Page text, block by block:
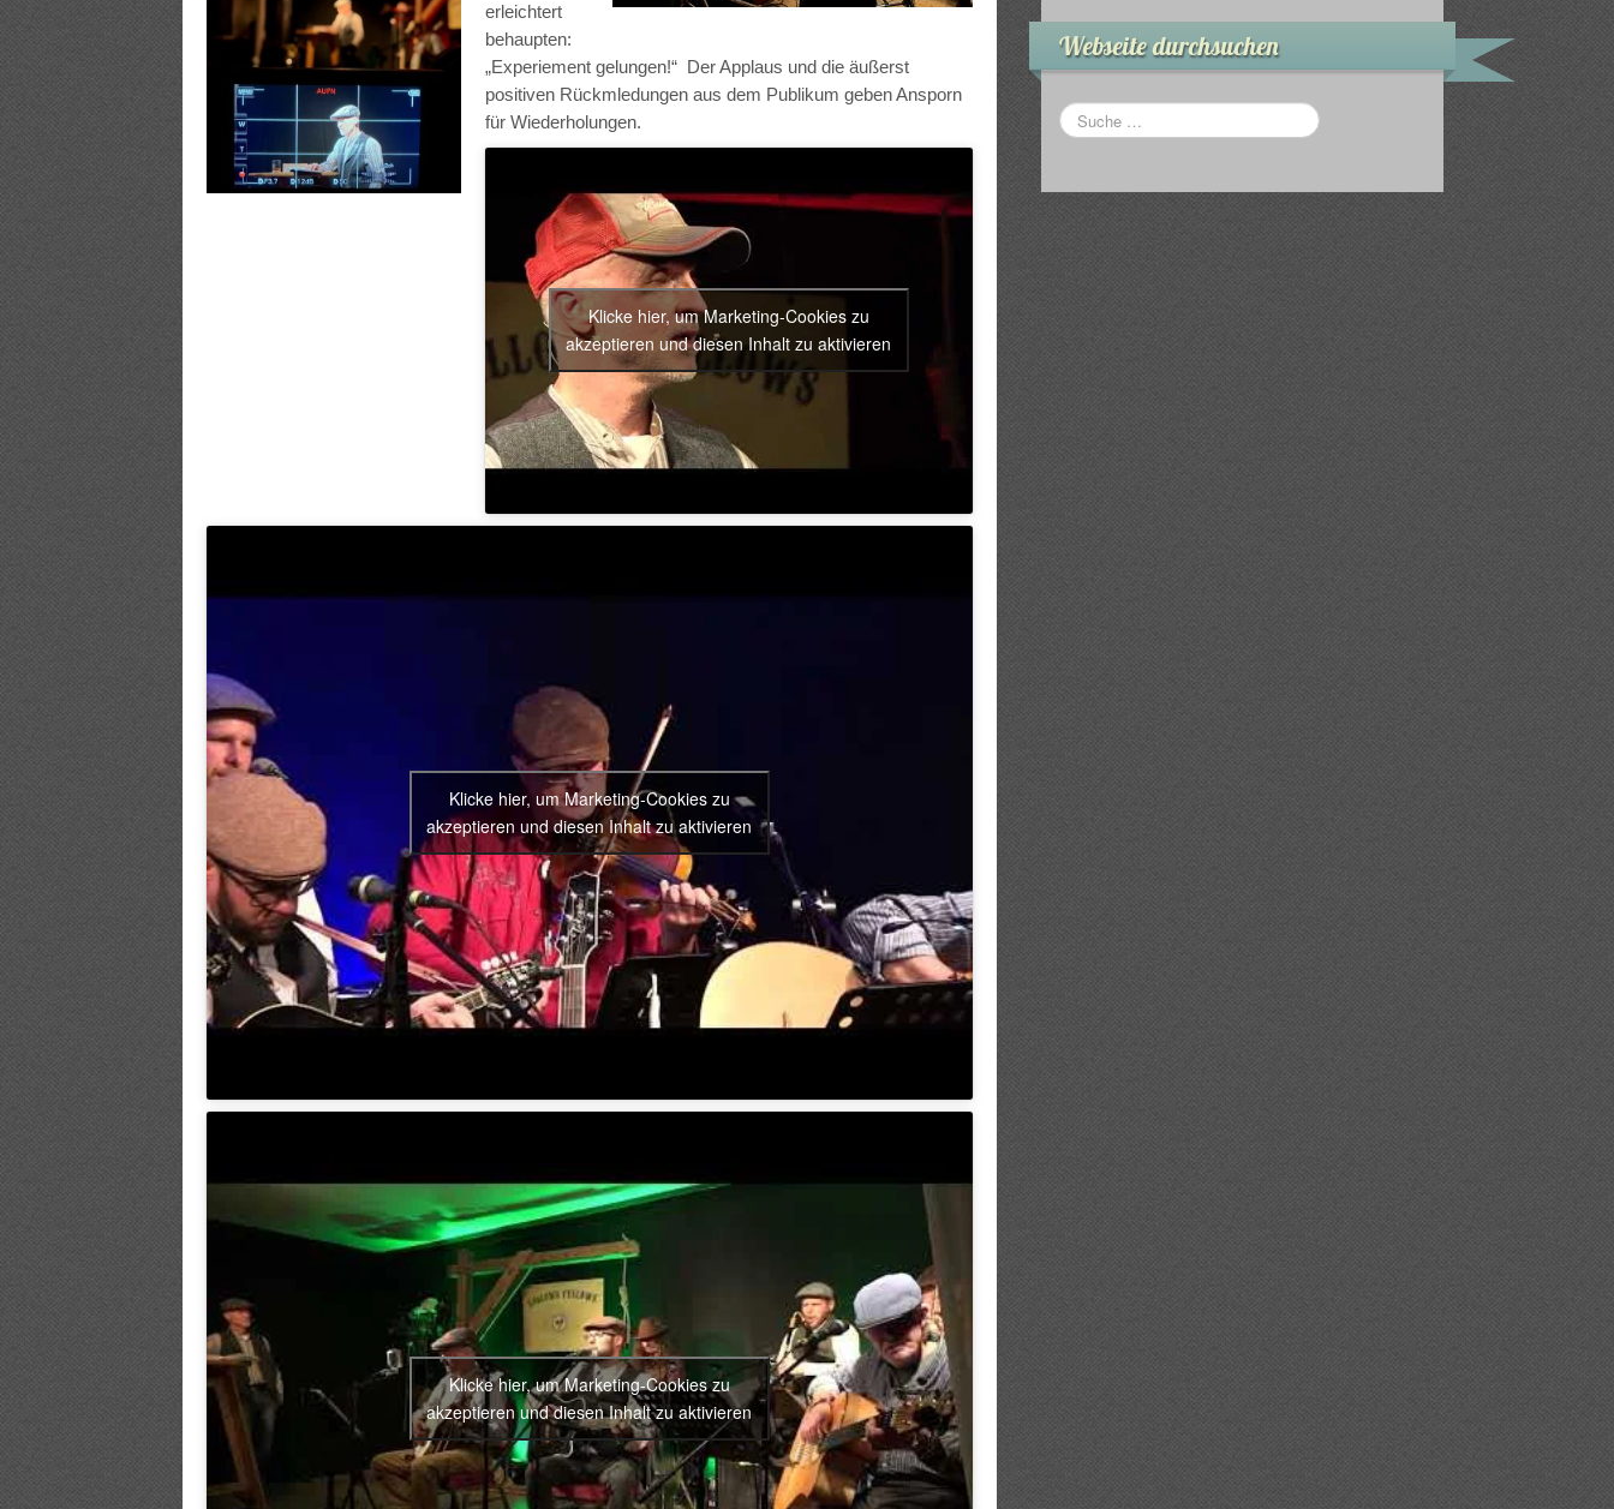
erleichtert
behaupten:
„Experiement gelungen!“ Der Applaus und die äußerst
positiven Rückmledungen aus dem Publikum geben Ansporn
für Wiederholungen.
Klicke hier, um Marketing-Cookies zu
akzeptieren und diesen Inhalt zu aktivieren
Klicke hier, um Marketing-Cookies zu
akzeptieren und diesen Inhalt zu aktivieren
Klicke hier, um Marketing-Cookies zu
akzeptieren und diesen Inhalt zu aktivieren
Webseite durchsuchen